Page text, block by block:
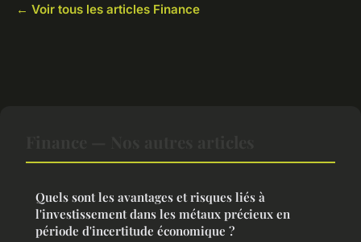
← Voir tous les articles Finance
Quels sont les avantages et risques liés à
l'investissement dans les métaux précieux en
période d'incertitude économique ?